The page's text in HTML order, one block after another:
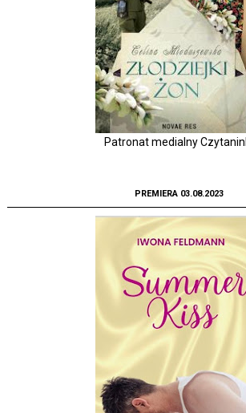
Patronat medialny
PREMIERA 03.08.2023